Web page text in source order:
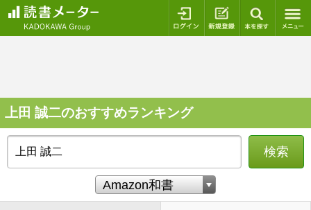
ログイン 新規登録
上田 誠二のおすすめランキング
検索